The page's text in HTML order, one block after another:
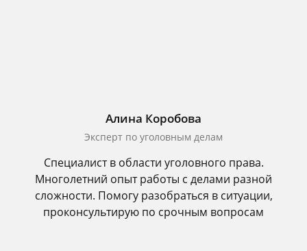
Алина Коробова
Эксперт по уголовным делам
Специалист в области уголовного права.
Многолетний опыт работы с делами разной
сложности. Помогу разобраться в ситуации,
проконсультирую по срочным вопросам